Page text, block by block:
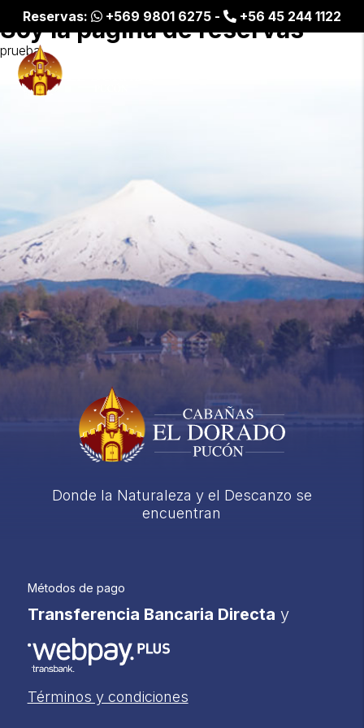
Reservas: +569 9801 6275 - +56 45 244 1122
Soy la pagina de reservas
prueba
Donde la Naturaleza y el Descanzo se
encuentran
Métodos de pago
Transferencia Bancaria Directa y
Términos y condiciones